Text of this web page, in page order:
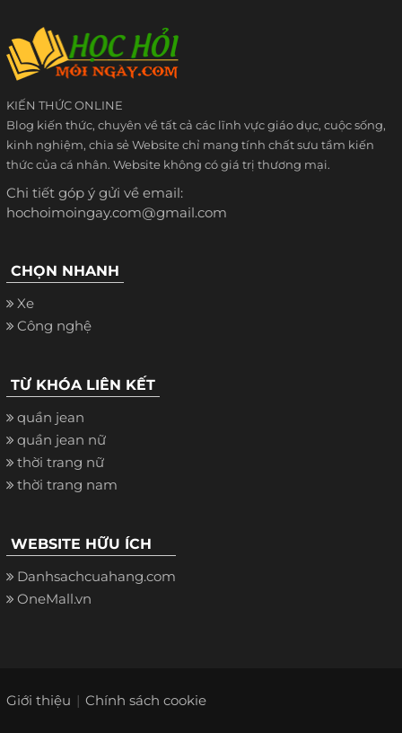
KIẾN THỨC ONLINE
Blog kiến thức, chuyên về tất cả các lĩnh vực giáo dục, cuộc sống,
kinh nghiệm, chia sẻ Website chỉ mang tính chất sưu tầm kiến
thức của cá nhân. Website không có giá trị thương mại.
Chi tiết góp ý gửi về email:
hochoimoingay.com@gmail.com
CHỌN NHANH
Xe
Công nghệ
TỪ KHÓA LIÊN KẾT
quần jean
quần jean nữ
thời trang nữ
thời trang nam
WEBSITE HỮU ÍCH
Danhsachcuahang.com
OneMall.vn
Giới thiệu Chính sách cookie